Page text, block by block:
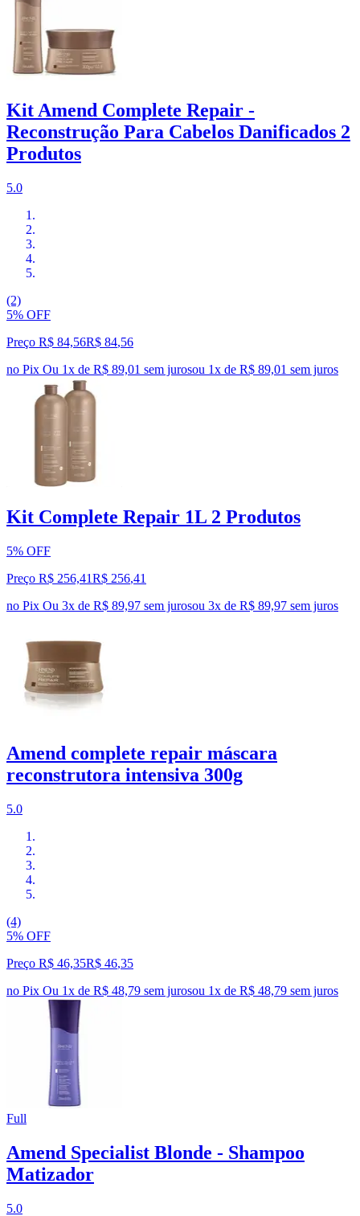
Kit Amend Complete Repair -
Reconstrução Para Cabelos Danificados 2
Produtos
5.0
(2)
5% OFF
Preço R$ 84,56R$ 84,56
no Pix Ou 1x de R$ 89,01 sem jurosou 1x de R$ 89,01 sem juros
Kit Complete Repair 1L 2 Produtos
5% OFF
Preço R$ 256,41R$ 256,41
no Pix Ou 3x de R$ 89,97 sem jurosou 3x de R$ 89,97 sem juros
Amend complete repair máscara
reconstrutora intensiva 300g
5.0
(4)
5% OFF
Preço R$ 46,35R$ 46,35
no Pix Ou 1x de R$ 48,79 sem jurosou 1x de R$ 48,79 sem juros
Full
Amend Specialist Blonde - Shampoo
Matizador
5.0